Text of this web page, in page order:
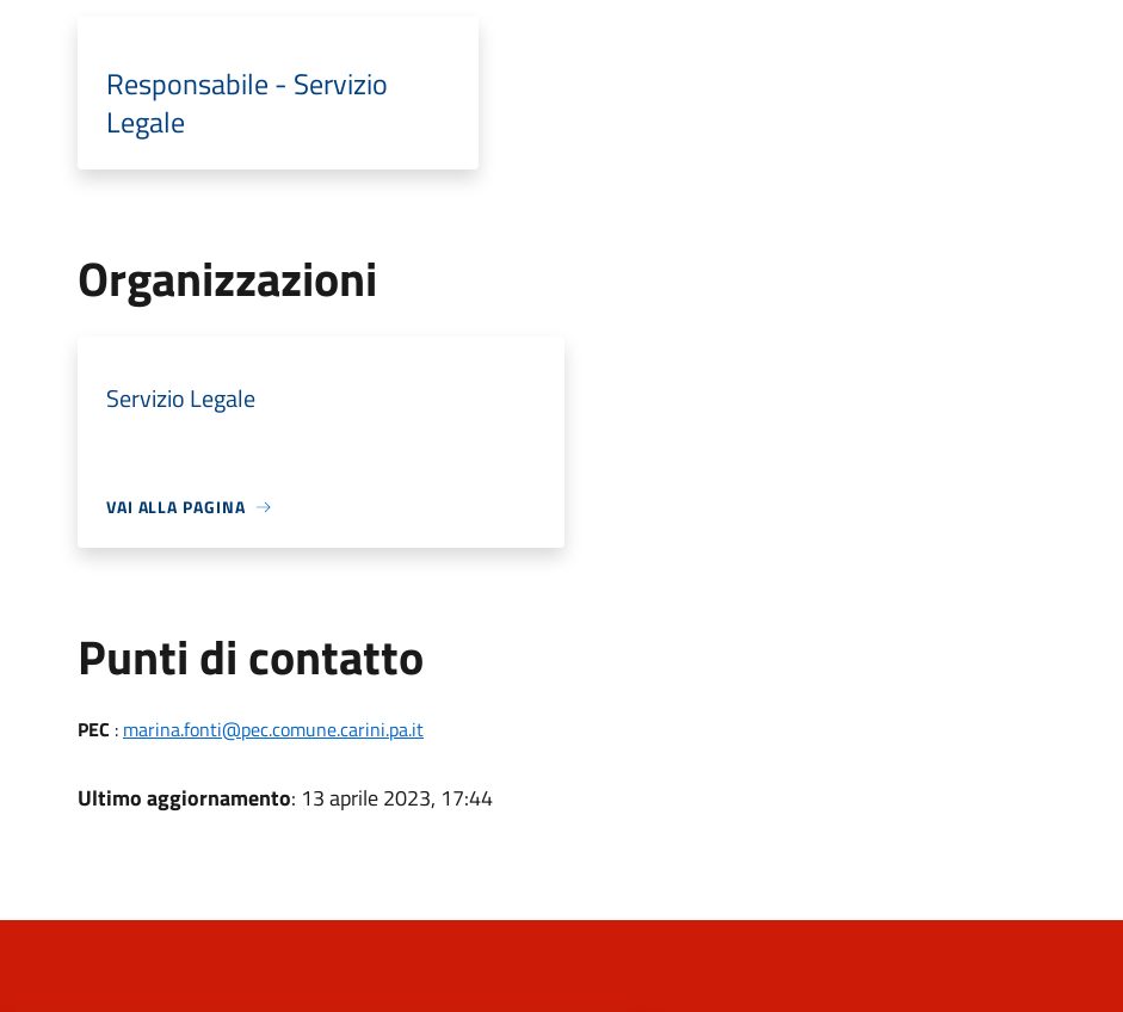
Responsabile - Servizio
Legale
Organizzazioni
Servizio Legale
VAI ALLA PAGINA
Punti di contatto
PEC : marina.fonti@pec.comune.carini.pa.it
Ultimo aggiornamento: 13 aprile 2023, 17:44